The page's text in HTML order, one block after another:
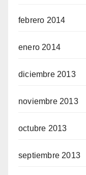
febrero 2014
enero 2014
diciembre 2013
noviembre 2013
octubre 2013
septiembre 2013